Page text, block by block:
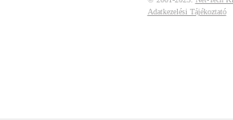
Adatkezelési Tájékoztató